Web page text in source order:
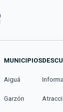
MUNICIPIOS
Aiguá
Garzón